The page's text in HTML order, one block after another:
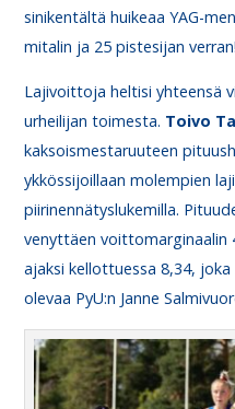
sinikentältä huikeaa YAG-
mitalin ja 25 pistesijan verran!
Lajivoittoja heltisi yhteensä
urheilijan toimesta. Toivo
kaksoismestaruuteen
ykkössijoillaan molempien
piirinennätyslukemilla.
venyttäen voittomarginaalin
ajaksi kellottuessa 8,34,
olevaa PyU:n Janne